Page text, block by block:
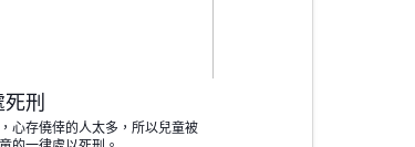
刑
心存僥倖的人太多，所以兒童被